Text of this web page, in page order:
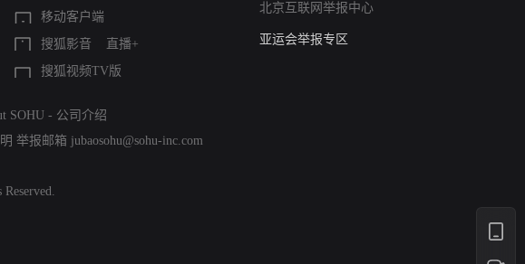
移动客户端
搜狐影音
直播+
搜狐视频TV版
北京互联网举报中心
算法推荐专项举报
亚运会举报专区
SOHU - 公司介绍
举报邮箱 jubaosohu@sohu-inc.com